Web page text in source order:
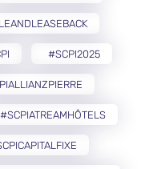
#SCPI2025
#SCPIATREAMHÔTELS